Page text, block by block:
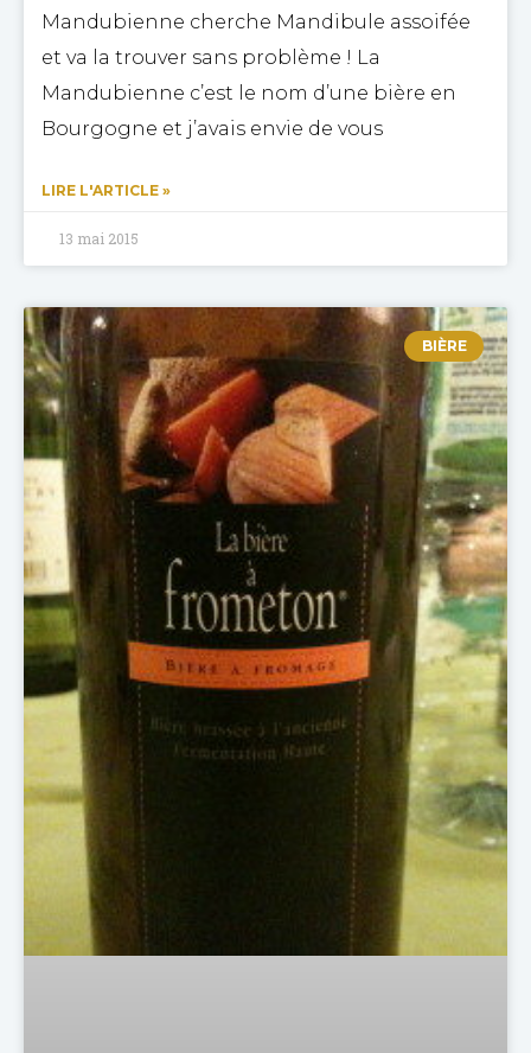
Mandubienne cherche Mandibule assoifée
et va la trouver sans problème ! La
Mandubienne c’est le nom d’une bière en
Bourgogne et j’avais envie de vous
LIRE L'ARTICLE »
13 mai 2015
BIÈRE